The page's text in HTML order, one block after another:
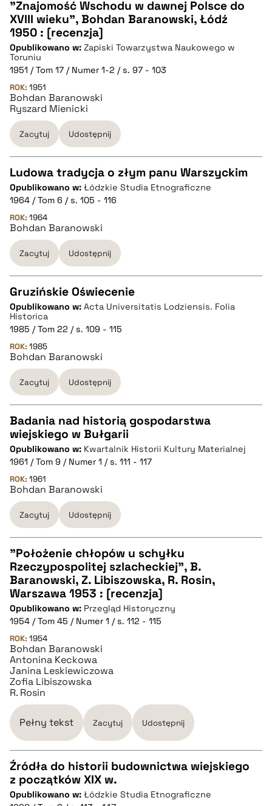
CZYSTY TEKST
BIBTEX
pobierz cytat
"Znajomość Wschodu w dawnej Polsce do
XVIII wieku", Bohdan Baranowski, Łódź
1950 : [recenzja]
Opublikowano w: Zapiski Towarzystwa Naukowego w
Toruniu
1951 / Tom 17 / Numer 1-2 / s. 97 - 103
ROK: 1951
Bohdan Baranowski
Ryszard Mienicki
Zacytuj Udostępnij
CZYSTY TEKST
pobierz cytat
BIBTEX
pobierz cytat
Ludowa tradycja o złym panu Warszyckim
Opublikowano w: Łódzkie Studia Etnograficzne
1964 / Tom 6 / s. 105 - 116
ROK: 1964
Bohdan Baranowski
Zacytuj Udostępnij
CZYSTY TEKST
pobierz cytat
BIBTEX
pobierz cytat
Gruzińskie Oświecenie
Opublikowano w: Acta Universitatis Lodziensis. Folia
Historica
1985 / Tom 22 / s. 109 - 115
ROK: 1985
Bohdan Baranowski
Zacytuj Udostępnij
CZYSTY TEKST
pobierz cytat
BIBTEX
pobierz cytat
Badania nad historią gospodarstwa
wiejskiego w Bułgarii
Opublikowano w: Kwartalnik Historii Kultury Materialnej
1961 / Tom 9 / Numer 1 / s. 111 - 117
ROK: 1961
Bohdan Baranowski
Zacytuj Udostępnij
CZYSTY TEKST
pobierz cytat
BIBTEX
pobierz cytat
"Położenie chłopów u schyłku
Rzeczypospolitej szlacheckiej", B.
Baranowski, Z. Libiszowska, R. Rosin,
Warszawa 1953 : [recenzja]
Opublikowano w: Przegląd Historyczny
1954 / Tom 45 / Numer 1 / s. 112 - 115
ROK: 1954
Bohdan Baranowski
Antonina Keckowa
Janina Leskiewiczowa
Zofia Libiszowska
R. Rosin
Pełny tekst Zacytuj Udostępnij
CZYSTY TEKST
Źródła do historii budownictwa wiejskiego
z początków XIX w.
Opublikowano w: Łódzkie Studia Etnograficzne